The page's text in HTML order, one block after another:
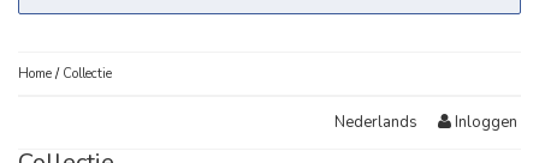
Home / Collectie
Nederlands Inloggen